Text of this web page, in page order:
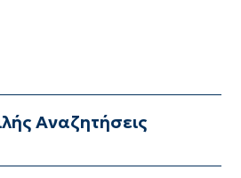
Αναζητήσεις